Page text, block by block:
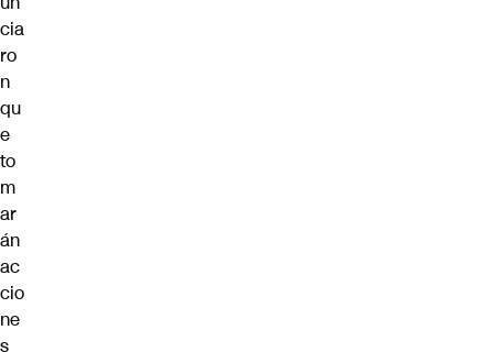
cia
ro
n
qu
e
to
m
ar
án
ac
cio
ne
s